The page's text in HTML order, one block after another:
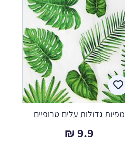
מפיות גדולות עלים טרופיים
9.9
₪